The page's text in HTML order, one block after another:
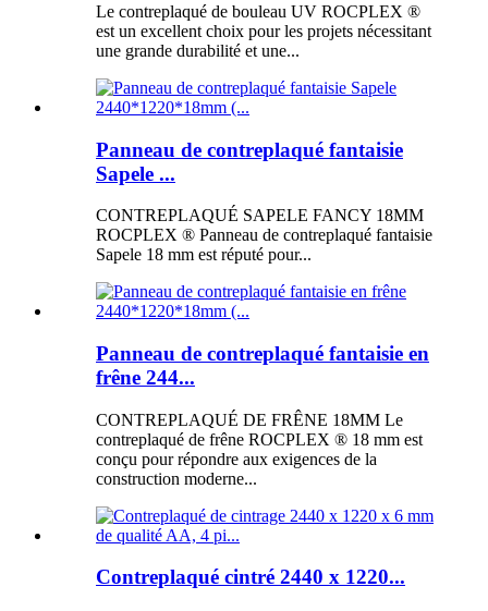
Le contreplaqué de bouleau UV ROCPLEX ®
est un excellent choix pour les projets nécessitant
une grande durabilité et une...
Panneau de contreplaqué fantaisie
Sapele ...
CONTREPLAQUÉ SAPELE FANCY 18MM
ROCPLEX ® Panneau de contreplaqué fantaisie
Sapele 18 mm est réputé pour...
Panneau de contreplaqué fantaisie en
frêne 244...
CONTREPLAQUÉ DE FRÊNE 18MM Le
contreplaqué de frêne ROCPLEX ® 18 mm est
conçu pour répondre aux exigences de la
construction moderne...
Contreplaqué cintré 2440 x 1220...